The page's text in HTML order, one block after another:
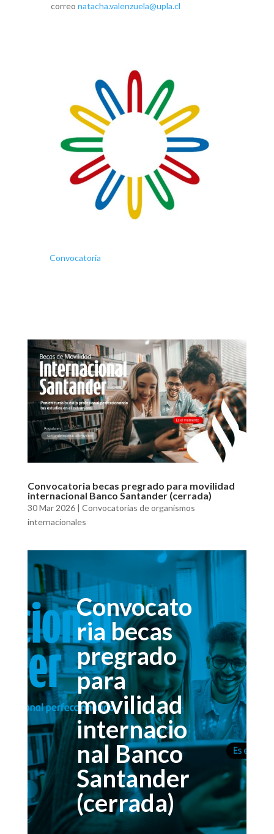
correo natacha.valenzuela@upla.cl
Convocatoria
Convocatoria becas pregrado para movilidad
internacional Banco Santander (cerrada)
30 Mar 2026| Convocatorias de organismos
internacionales
Convocato
ria becas
pregrado
para
movilidad
internacio
nal Banco
Santander
(cerrada)